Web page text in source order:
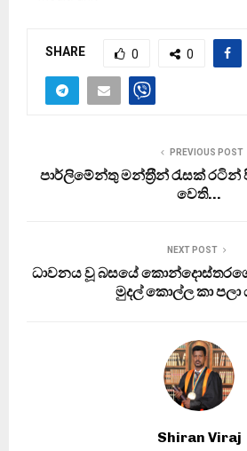
SHARE 0 0
PREVIOUS POST
පාර්ලිමේන්තු මන්ත‍්‍රීන් රැසක්
වෙති…
NEXT POST
ධාවනය වූ බසයේ
මුදල් කොල්ල කා
Shiran Viraj